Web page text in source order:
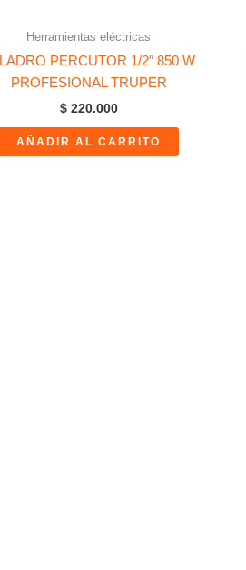
Herramientas eléctricas
PERCUTOR 1/2″ 850 W
PROFESIONAL TRUPER
$220.000
AÑADIR AL CARRITO